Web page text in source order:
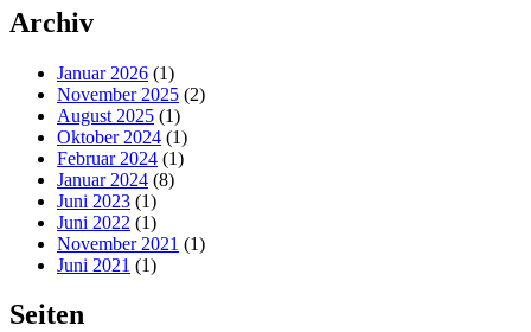
Archiv
Januar 2026 (1)
November 2025 (2)
August 2025 (1)
Oktober 2024 (1)
Februar 2024 (1)
Januar 2024 (8)
Juni 2023 (1)
Juni 2022 (1)
November 2021 (1)
Juni 2021 (1)
Seiten